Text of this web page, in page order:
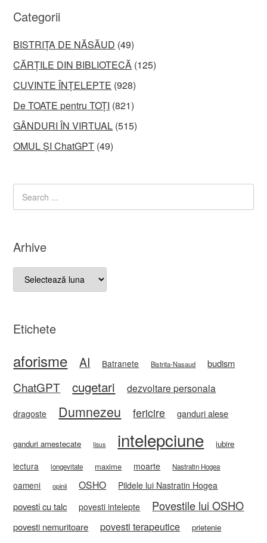
Categorii
BISTRIȚA DE NĂSĂUD (49)
CĂRȚILE DIN BIBLIOTECĂ (125)
CUVINTE ÎNȚELEPTE (928)
De TOATE pentru TOȚI (821)
GÂNDURI ÎN VIRTUAL (515)
OMUL ȘI ChatGPT (49)
Arhive
Arhive
Etichete
aforisme AI Batranete Bistrita-Nasaud budism
ChatGPT cugetari dezvoltare personala
dragoste Dumnezeu fericire ganduri alese
ganduri amestecate Iisus intelepciune iubire
lectura longevitate maxime moarte Nastratin Hogea
oameni opinii OSHO Pildele lui Nastratin Hogea
povesti cu talc povesti intelepte Povestile lui OSHO
povesti nemuritoare povesti terapeutice prietenie